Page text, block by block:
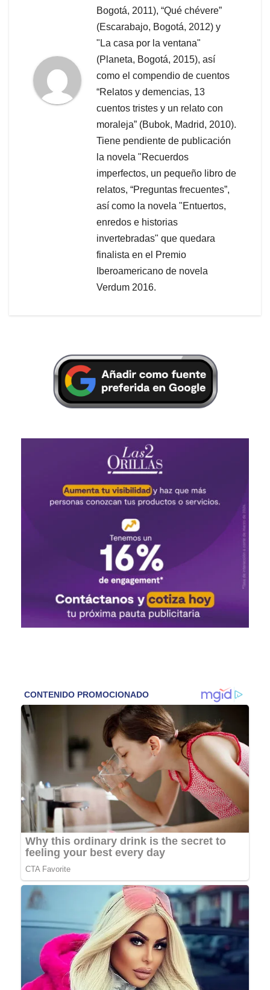
Bogotá, 2011), “Qué chévere”
(Escarabajo, Bogotá, 2012) y
"La casa por la ventana"
(Planeta, Bogotá, 2015), así
como el compendio de cuentos
“Relatos y demencias, 13
cuentos tristes y un relato con
moraleja” (Bubok, Madrid, 2010).
Tiene pendiente de publicación
la novela "Recuerdos
imperfectos, un pequeño libro de
relatos, “Preguntas frecuentes”,
así como la novela "Entuertos,
enredos e historias
invertebradas" que quedara
finalista en el Premio
Iberoamericano de novela
Verdum 2016.